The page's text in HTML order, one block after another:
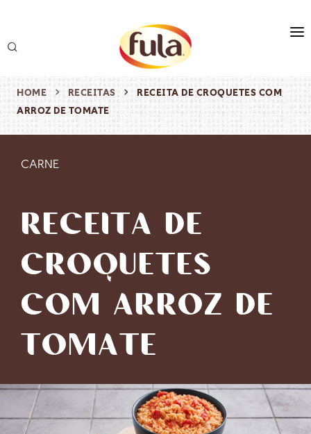
produtos
receitas
HOME RECEITAS
RECEITA DE CROQUETES COM
ARROZ DE TOMATE
CARNE
RECEITA DE
CROQUETES
COM ARROZ DE
TOMATE